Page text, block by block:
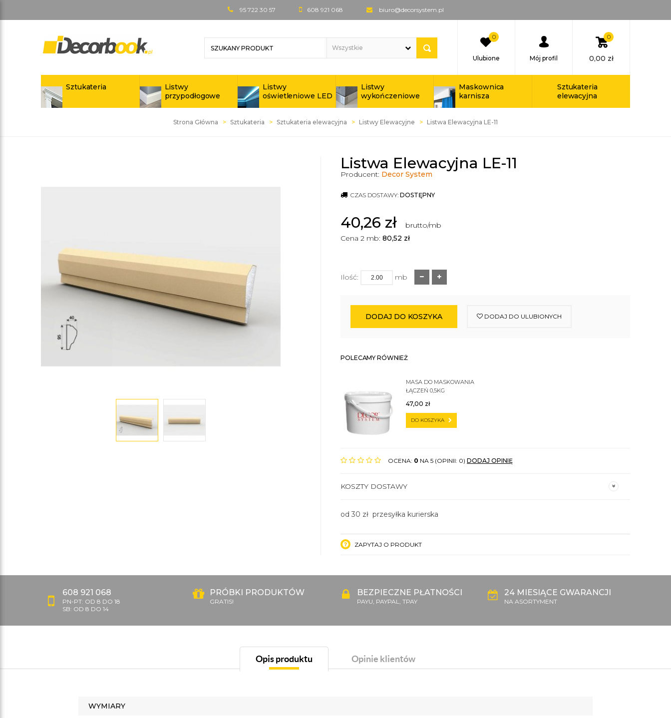
95 722 30 57 608 921 068 biuro@decorsystem.pl
0
Ulubione Mój profil
0
0,00 zł
Sztukateria
Listwy
przypodłogowe
Listwy
oświetleniowe LED
Listwy
wykończeniowe
Maskownica
karnisza
Sztukateria
elewacyjna
Strona Główna Sztukateria Sztukateria elewacyjna Listwy Elewacyjne Listwa Elewacyjna LE-11
Listwa Elewacyjna LE-11
Producent: Decor System
CZAS DOSTAWY: DOSTĘPNY
40,26 zł
brutto/mb
Cena 2 mb: 80,52 zł
Ilość: mb
DODAJ DO KOSZYKA DODAJ DO ULUBIONYCH
POLECAMY RÓWNIEŻ
MASA DO MASKOWANIA
ŁĄCZEŃ 0,5KG
47,00 zł
DO KOSZYKA
OCENA: 0 NA 5 (OPINII: 0) DODAJ OPINIĘ
KOSZTY DOSTAWY
od 30 zł przesyłka kurierska
ZAPYTAJ O PRODUKT
608 921 068
PN-PT: OD 8 DO 18
SB: OD 8 DO 14
PRÓBKI PRODUKTÓW
GRATIS!
BEZPIECZNE PŁATNOŚCI
PAYU, PAYPAL, TPAY
24 MIESIĄCE GWARANCJI
NA ASORTYMENT
Opis produktu Opinie klientów
WYMIARY